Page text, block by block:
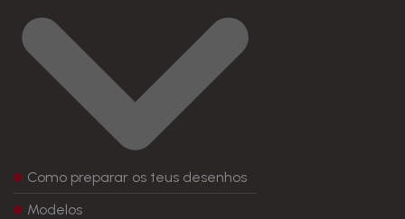
Como preparar os teus desenhos
Modelos